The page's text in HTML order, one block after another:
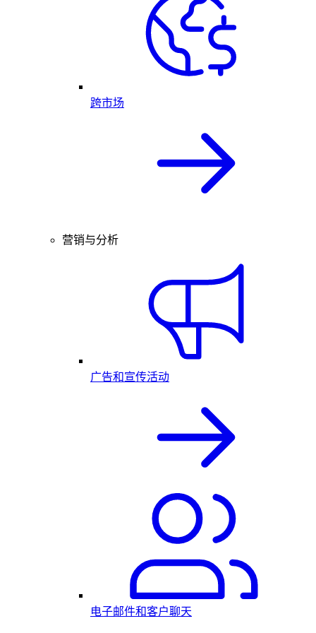
跨市场
营销与分析
广告和宣传活动
电子邮件和客户聊天